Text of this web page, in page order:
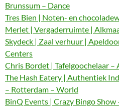
Brunssum – Dance
Tres Bien | Noten- en
Merlet | Vergaderruimte |
Skydeck | Zaal verhuur |
Centers
Chris Bordet | Tafelgoochelaar –
The Hash Eatery | Authentiek
– Rotterdam – World
BinQ Events | Crazy Bingo Show